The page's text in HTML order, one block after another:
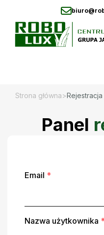
Skip
Strona główna>Rejestracja
Panel
Email *
Nazwa użytkownika *